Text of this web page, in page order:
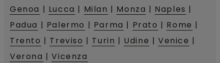
Genoa | Lucca | Milan | Monza | Naples |
Padua | Palermo | Parma | Prato | Rome |
Trento | Treviso | Turin | Udine |Venice |
Verona |Vicenza